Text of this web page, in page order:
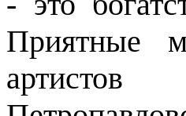
Приятные